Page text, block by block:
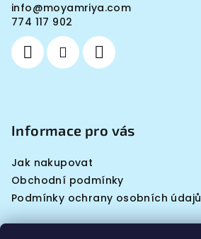
info@moyamriya.com
774 117 902
Informace pro vás
Jak nakupovat
Obchodní podmínky
Podmínky ochrany osobních údajů